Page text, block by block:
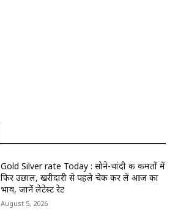
Gold Silver rate Today : सोने-चांदी की कीमतों में
फिर उछाल, खरीदारी से पहले चेक कर लें आज का
भाव, जानें लेटेस्ट रेट
August 5, 2026